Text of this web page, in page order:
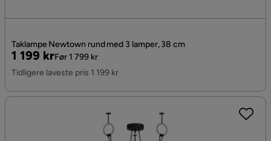
Taklampe Newtown rund med 3 lamper, 38 cm
Pris
1 199 kr
Original
Pris
Før 1 799 kr
Tidligere laveste pris 1 199 kr